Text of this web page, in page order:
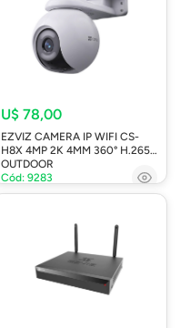
U$ 78,00
EZVIZ CAMERA IP WIFI CS-
H8X 4MP 2K 4MM 360° H.265
OUTDOOR
Cód: 9283